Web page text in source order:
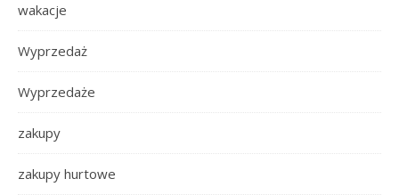
wakacje
Wyprzedaż
Wyprzedaże
zakupy
zakupy hurtowe